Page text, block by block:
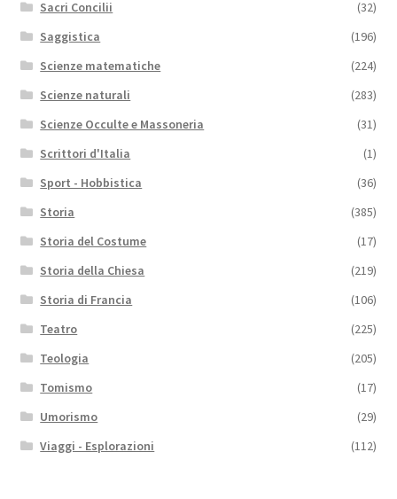
Sacri Concilii
(32)
Saggistica
(196)
Scienze matematiche
(224)
Scienze naturali
(283)
Scienze Occulte e Massoneria
(31)
Scrittori d'Italia
(1)
Sport - Hobbistica
(36)
Storia
(385)
Storia del Costume
(17)
Storia della Chiesa
(219)
Storia di Francia
(106)
Teatro
(225)
Teologia
(205)
Tomismo
(17)
Umorismo
(29)
Viaggi - Esplorazioni
(112)